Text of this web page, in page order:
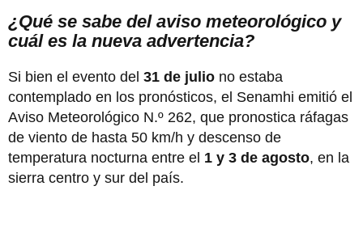
¿Qué se sabe del aviso meteorológico y
cuál es la nueva advertencia?
Si bien el evento del 31 de julio no estaba
contemplado en los pronósticos, el Senamhi emitió el
Aviso Meteorológico N.º 262, que pronostica ráfagas
de viento de hasta 50 km/h y descenso de
temperatura nocturna entre el 1 y 3 de agosto, en la
sierra centro y sur del país.